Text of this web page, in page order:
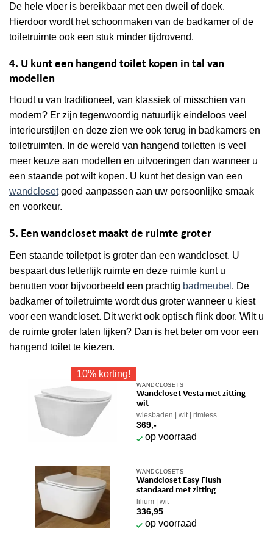
De hele vloer is bereikbaar met een dweil of doek.
Hierdoor wordt het schoonmaken van de badkamer of de
toiletruimte ook een stuk minder tijdrovend.
4. U kunt een hangend toilet kopen in tal van
modellen
Houdt u van traditioneel, van klassiek of misschien van
modern? Er zijn tegenwoordig natuurlijk eindeloos veel
interieurstijlen en deze zien we ook terug in badkamers en
toiletruimten. In de wereld van hangend toiletten is veel
meer keuze aan modellen en uitvoeringen dan wanneer u
een staande pot wilt kopen. U kunt het design van een
wandclosetgoed aanpassen aan uw persoonlijke smaak
en voorkeur.
5. Een wandcloset maakt de ruimte groter
Een staande toiletpot is groter dan een wandcloset. U
bespaart dus letterlijk ruimte en deze ruimte kunt u
benutten voor bijvoorbeeld een prachtig badmeubel . De
badkamer of toiletruimte wordt dus groter wanneer u kiest
voor een wandcloset. Dit werkt ook optisch flink door. Wilt u
de ruimte groter laten lijken? Dan is het beter om voor een
hangend toilet te kiezen.
10% korting!
WANDCLOSETS
Wandcloset Vesta met zitting
wit
wiesbaden wit rimless
369,-
op voorraad
WANDCLOSETS
Wandcloset Easy Flush
standaard met zitting
lilium wit
336,95
op voorraad